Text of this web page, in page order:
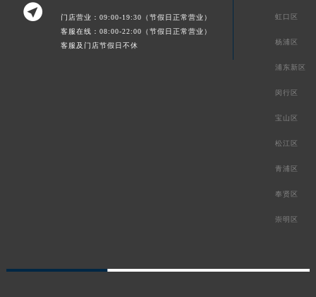

门店营业：09:00-19:30（节假日正常营业）
客服在线：08:00-22:00（节假日正常营业）
客服及门店节假日不休
虹口区
杨浦区
浦东新区
闵行区
宝山区
松江区
青浦区
奉贤区
崇明区